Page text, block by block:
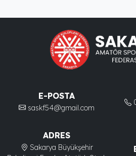
E-POSTA
saskf54@gmail.com
ADRES
Sakarya Büyükşehir